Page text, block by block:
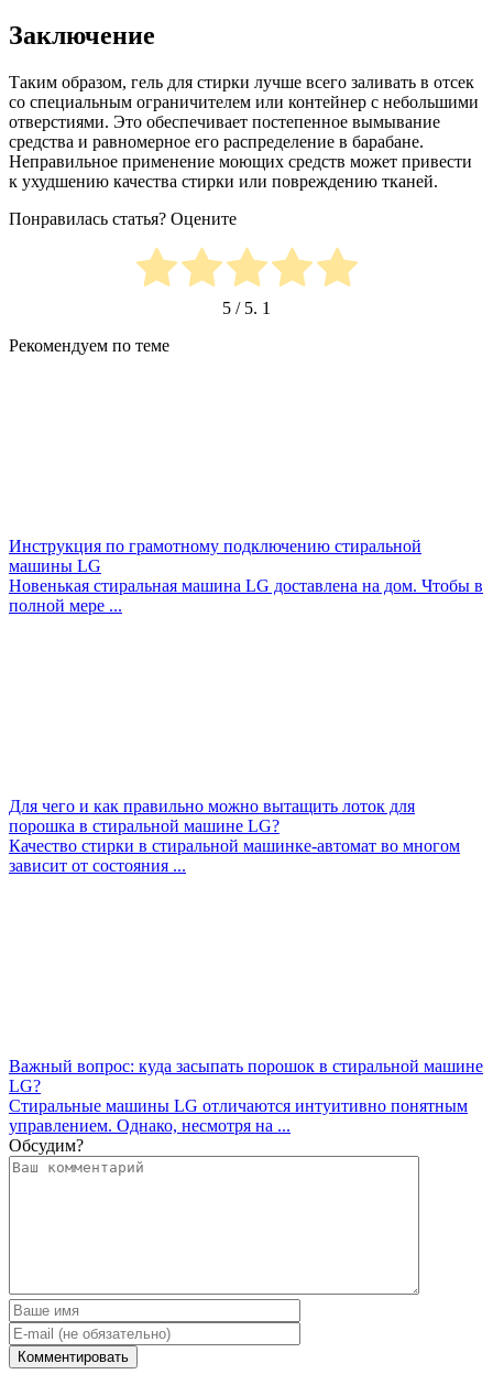
Заключение
Таким образом, гель для стирки лучше всего заливать в отсек
со специальным ограничителем или контейнер с небольшими
отверстиями. Это обеспечивает постепенное вымывание
средства и равномерное его распределение в барабане.
Неправильное применение моющих средств может привести
к ухудшению качества стирки или повреждению тканей.
Понравилась статья? Оцените
5 / 5. 1
Рекомендуем по теме
Инструкция по грамотному подключению стиральной
машины LG
Новенькая стиральная машина LG доставлена на дом. Чтобы в
полной мере ...
Для чего и как правильно можно вытащить лоток для
порошка в стиральной машине LG?
Качество стирки в стиральной машинке-автомат во многом
зависит от состояния ...
Важный вопрос: куда засыпать порошок в стиральной машине
LG?
Стиральные машины LG отличаются интуитивно понятным
управлением. Однако, несмотря на ...
Обсудим?